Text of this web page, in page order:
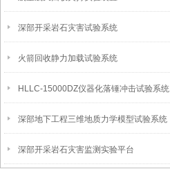
深部开采岩石灾害试验系统
火箭回收静力加载试验系统
HLLC-15000DZ仪器化落锤冲击试验系统
深部地下工程三维地质力学模型试验系统
深部开采岩石灾害监测实验平台